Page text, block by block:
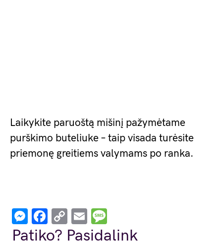
Laikykite paruoštą mišinį pažymėtame
purškimo buteliuke – taip visada turėsite
priemonę greitiems valymams po ranka.
Messenger
Facebook
Copy
Link
Email
Patiko? Pasidalink